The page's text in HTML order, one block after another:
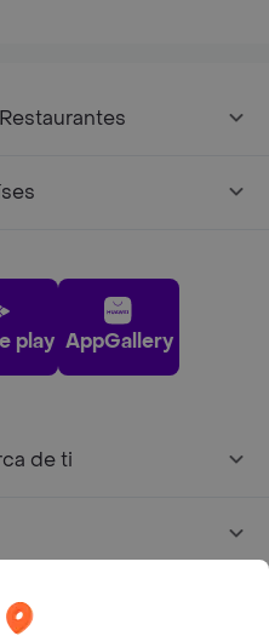
play AppGallery
de ti